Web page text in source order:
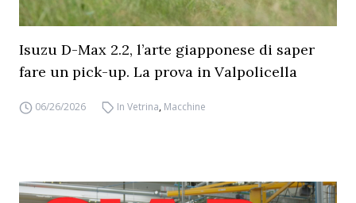
Isuzu D-Max 2.2, l’arte giapponese di saper
fare un pick-up. La prova in Valpolicella
06/26/2026 In Vetrina, Macchine